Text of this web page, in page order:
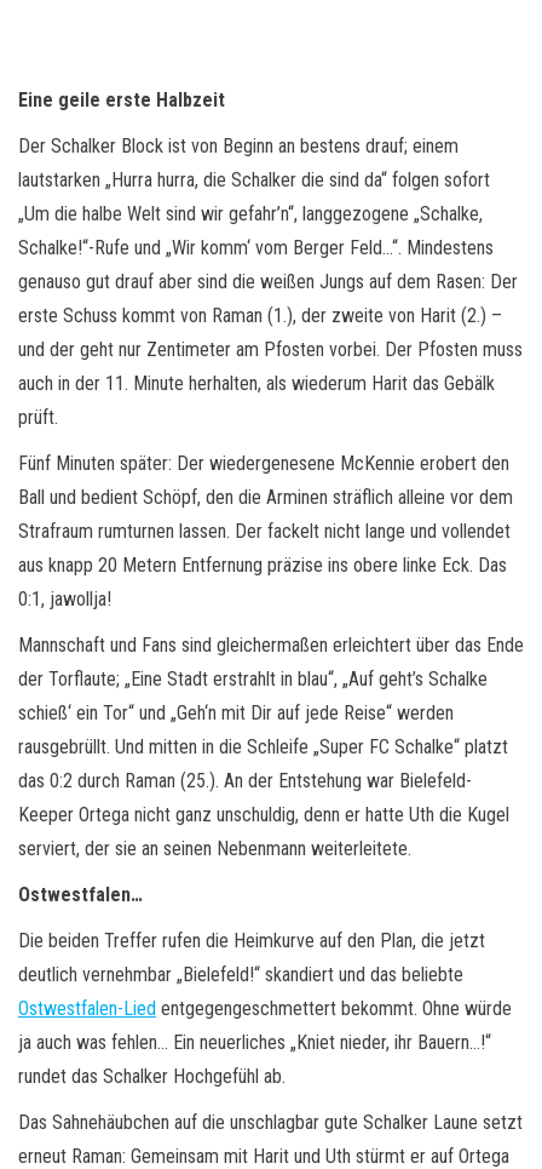
Eine geile erste Halbzeit
Der Schalker Block ist von Beginn an bestens drauf; einem
lautstarken „Hurra hurra, die Schalker die sind da“ folgen sofort
„Um die halbe Welt sind wir gefahr’n“, langgezogene „Schalke,
Schalke!“-Rufe und „Wir komm‘ vom Berger Feld…“. Mindestens
genauso gut drauf aber sind die weißen Jungs auf dem Rasen: Der
erste Schuss kommt von Raman (1.), der zweite von Harit (2.) –
und der geht nur Zentimeter am Pfosten vorbei. Der Pfosten muss
auch in der 11. Minute herhalten, als wiederum Harit das Gebälk
prüft.
Fünf Minuten später: Der wiedergenesene McKennie erobert den
Ball und bedient Schöpf, den die Arminen sträflich alleine vor dem
Strafraum rumturnen lassen. Der fackelt nicht lange und vollendet
aus knapp 20 Metern Entfernung präzise ins obere linke Eck. Das
0:1, jawollja!
Mannschaft und Fans sind gleichermaßen erleichtert über das Ende
der Torflaute; „Eine Stadt erstrahlt in blau“, „Auf geht’s Schalke
schieß‘ ein Tor“ und „Geh‘n mit Dir auf jede Reise“ werden
rausgebrüllt. Und mitten in die Schleife „Super FC Schalke“ platzt
das 0:2 durch Raman (25.). An der Entstehung war Bielefeld-
Keeper Ortega nicht ganz unschuldig, denn er hatte Uth die Kugel
serviert, der sie an seinen Nebenmann weiterleitete.
Ostwestfalen…
Die beiden Treffer rufen die Heimkurve auf den Plan, die jetzt
deutlich vernehmbar „Bielefeld!“ skandiert und das beliebte
Ostwestfalen-Lied entgegengeschmettert bekommt. Ohne würde
ja auch was fehlen… Ein neuerliches „Kniet nieder, ihr Bauern…!“
rundet das Schalker Hochgefühl ab.
Das Sahnehäubchen auf die unschlagbar gute Schalker Laune setzt
erneut Raman: Gemeinsam mit Harit und Uth stürmt er auf Ortega